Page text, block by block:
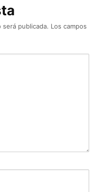
publicada. Los campos